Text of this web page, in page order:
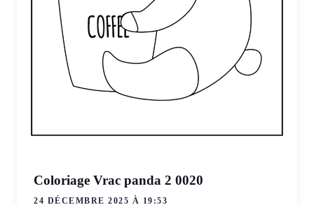
Coloriage Vrac panda 2 0020
24 DÉCEMBRE 2025 À 19:53